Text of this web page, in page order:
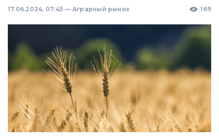
17.06.2024, 07:45 — Аграрный рынок 169